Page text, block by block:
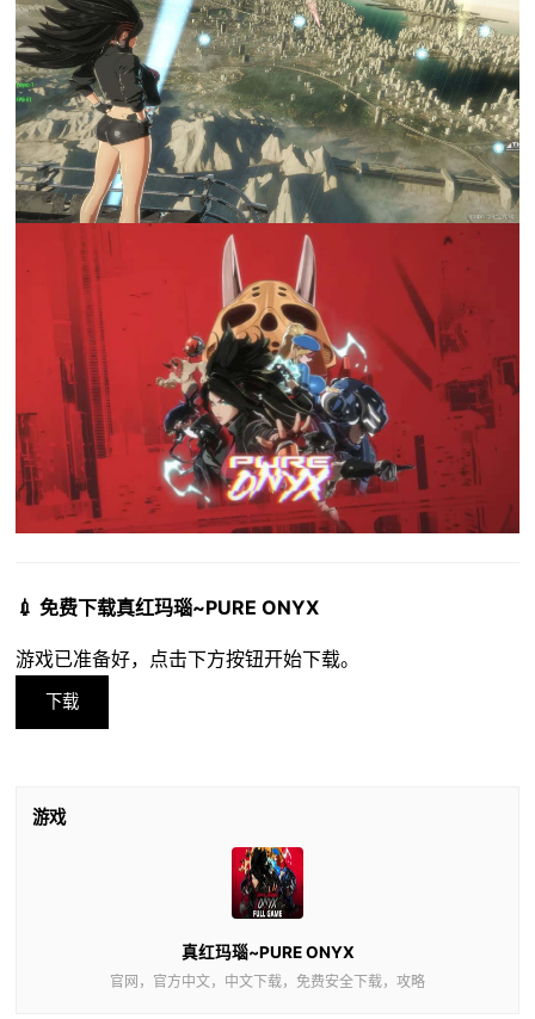
💉 免费下载真红玛瑙~PURE ONYX
游戏已准备好，点击下方按钮开始下载。
下载
游戏
真红玛瑙~PURE ONYX
官网，官方中文，中文下载，免费安全下载，攻略